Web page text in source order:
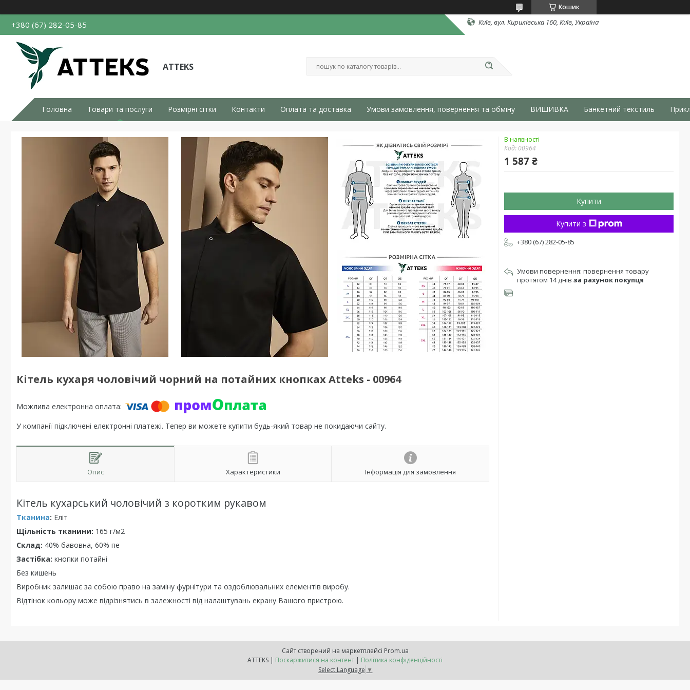
Кошик
+380 (67) 282-05-85 Київ, вул. Кирилівська 160, Київ, Україна
ATTEKS
Головна Товари та послуги Розмірні сітки Контакти Оплата та доставка Умови замовлення, повернення та обміну ВИШИВКА Банкетний текстиль
Кітель кухаря чоловічий чорний на потайних кнопках Atteks - 00964
У компанії підключені електронні платежі. Тепер ви можете купити будь-який товар не покидаючи сайту.
Опис Характеристики Інформація для замовлення
Кітель кухарський чоловічий з коротким рукавом
Тканина: Еліт
Щільність тканини: 165 г/м2
Склад: 40% бавовна, 60% пе
Застібка: кнопки потайні
Без кишень
Виробник залишає за собою право на заміну фурнітури та оздоблювальних елементів виробу.
Відтінок кольору може відрізнятись в залежності від налаштувань екрану Вашого пристрою.
В наявності
Код: 00964
1 587 ₴
Купити
Купити з
+380 (67) 282-05-85
повернення товару
протягом 14 днів за рахунок покупця
Сайт створений на маркетплейсі Prom.ua
ATTEKS | Поскаржитися на контент | Політика конфіденційності
Select Language ▼